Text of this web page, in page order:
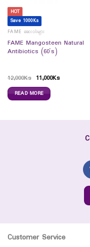
HOT
Save 1000Ks
FAME ဆေးဝါးများ
FAME Mangosteen Natural
Antibiotics (60`s)
12,000Ks 11,000Ks
READ MORE
Customer Service